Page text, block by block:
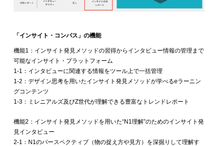
「インサイト・コンパス」の機能
機能1：インサイト発見メソッドの習得からインタビュー情報の管理まで
可能なインサイト・プラットフォーム
1-1：インタビューに関連する情報をツール上で一括管理
1-2：デザイン思考を用いたインサイト発見メソッドが学べるeラーニン
グコンテンツ
1-3：ミレニアルズ及びZ世代が理解できる豊富なトレンドレポート
機能2：インサイト発見メソッドを用いた“N1理解”のためのインサイト発
見インタビュー
2-1：N1のパースペクティブ（物の捉え方や見方）を深掘りして理解す